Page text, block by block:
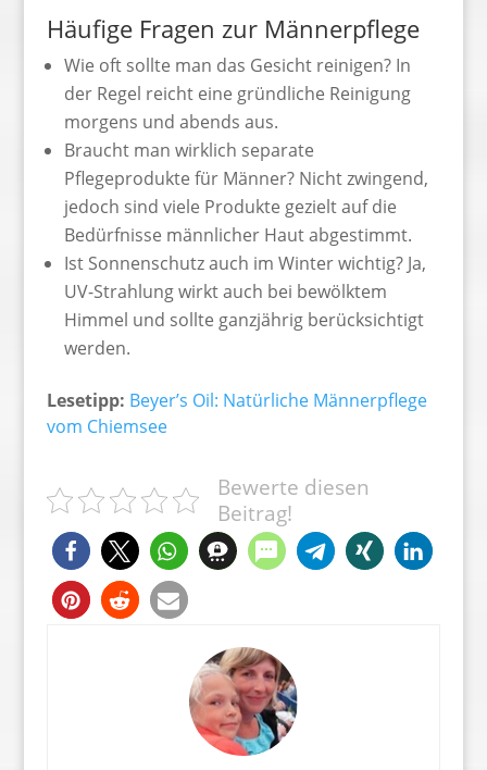
Häufige Fragen zur Männerpflege
Wie oft sollte man das Gesicht reinigen? In
der Regel reicht eine gründliche Reinigung
morgens und abends aus.
Braucht man wirklich separate
Pflegeprodukte für Männer? Nicht zwingend,
jedoch sind viele Produkte gezielt auf die
Bedürfnisse männlicher Haut abgestimmt.
Ist Sonnenschutz auch im Winter wichtig? Ja,
UV-Strahlung wirkt auch bei bewölktem
Himmel und sollte ganzjährig berücksichtigt
werden.
Lesetipp: Beyer’s Oil: Natürliche Männerpflege
vom Chiemsee
Bewerte diesen
Beitrag!